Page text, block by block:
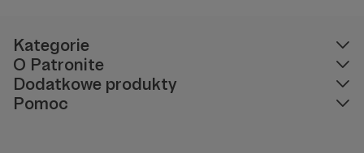
Kategorie
O Patronite
Dodatkowe produkty
Pomoc